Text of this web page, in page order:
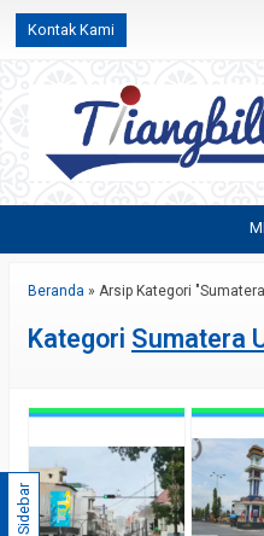
Kontak Kami
Beranda » Arsip Kategori
Kategori Sumatera
Sidebar